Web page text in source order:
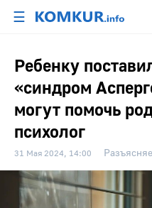
☰
Ребенку
«синдром
могут помочь
психолог
31 Мая 2024, 14:00